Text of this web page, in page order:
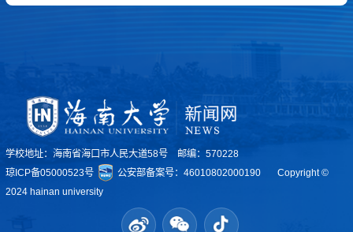
学校地址：海南省海口市人民大道58号 邮编：570228
琼ICP备05000523号
公安部备案号：46010802000190
Copyright ©
2024 hainan university